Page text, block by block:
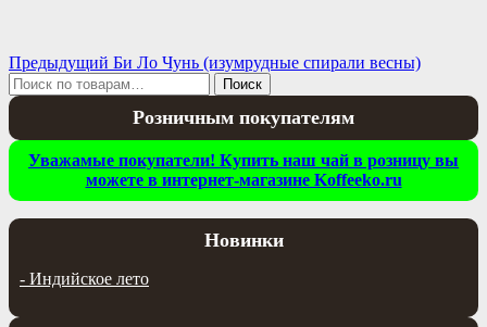
Навигация
по
записям
Предыдущий Предыдущая
запись:
Би Ло Чунь (изумрудные спирали весны)
Искать:
Поиск
Розничным покупателям
Уважамые покупатели! Купить наш чай в розницу вы
можете в интернет-магазине Koffeeko.ru
Новинки
- Индийское лето